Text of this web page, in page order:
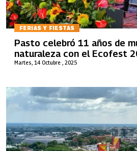
FERIAS Y FIESTAS
Martes, 14 Octubre , 2025
Pasto celebró 11 años de
naturaleza con el Ecofest